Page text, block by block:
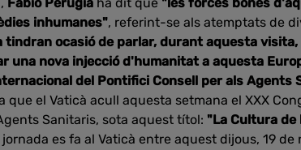
inhumanes", referint-se als atemptats de
tindran ocasió de parlar, durant aquesta
una nova injecció d'humanitat a aquesta
del Pontifici Consell per als Agents
que el Vaticà acull aquesta setmana el XXX
Sanitaris, sota aquest títol: "La Cultura de
jornada es fa al Vaticà entre aquest dijous, 19 de